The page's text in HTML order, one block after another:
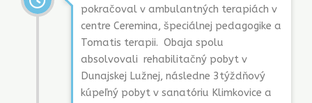
pokračoval v ambulantných terapiách v
centre Ceremina, špeciálnej pedagogike a
Tomatis terapii. Obaja spolu
absolvovali rehabilitačný pobyt v
Dunajskej Lužnej, následne 3týždňový
kúpeľný pobyt v sanatóriu Klimkovice a